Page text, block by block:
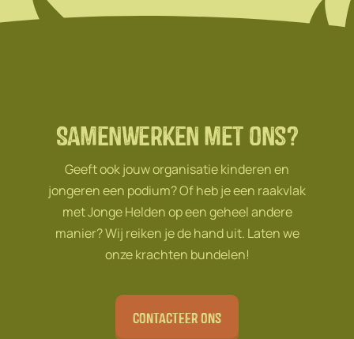
Samenwerken met ons?
Geeft ook jouw organisatie kinderen en
jongeren een podium? Of heb je een raakvlak
met Jonge Helden op een geheel andere
manier? Wij reiken je de hand uit. Laten we
onze krachten bundelen!
Contacteer ons